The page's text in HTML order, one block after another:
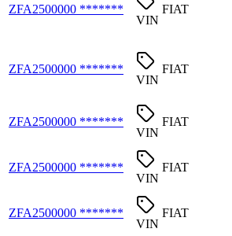
ZFA2500000 *******
VIN
FIAT
ZFA2500000 *******
VIN
FIAT
ZFA2500000 *******
VIN
FIAT
ZFA2500000 *******
VIN
FIAT
ZFA2500000 *******
VIN
FIAT